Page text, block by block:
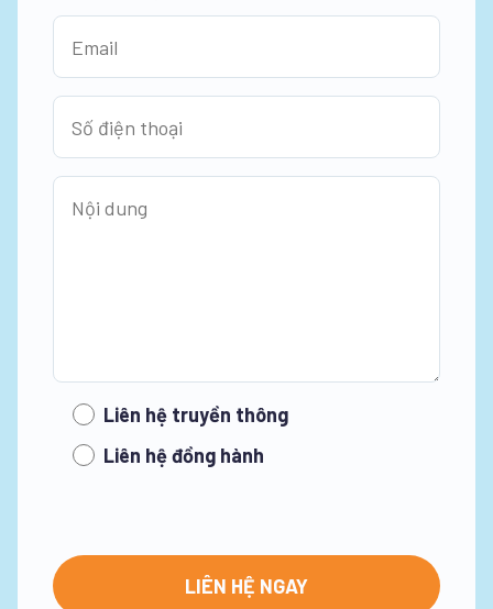
Liên hệ truyền thông
Liên hệ đồng hành